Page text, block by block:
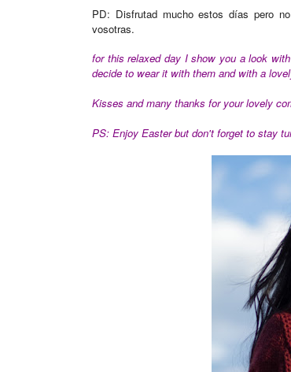
PD: Disfrutad mucho estos días pero
vosotras.
for this relaxed day I show you a look
decide to wear it with them and with a
Kisses and many thanks for your lovely
PS: Enjoy Easter but don't forget to stay